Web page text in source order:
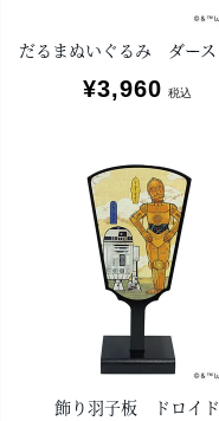
¥3,960 税込
飾り羽子板 ドロイド